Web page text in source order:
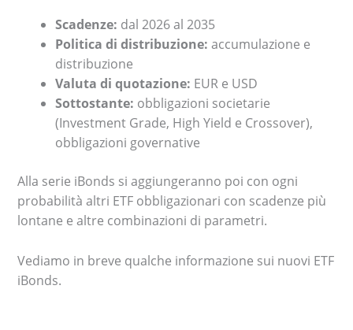
Scadenze: dal 2026 al 2035
Politica di distribuzione: accumulazione e
distribuzione
Valuta di quotazione: EUR e USD
Sottostante: obbligazioni societarie
(Investment Grade, High Yield e Crossover),
obbligazioni governative
Alla serie iBonds si aggiungeranno poi con ogni
probabilità altri ETF obbligazionari con scadenze più
lontane e altre combinazioni di parametri.
Vediamo in breve qualche informazione sui nuovi ETF
iBonds.